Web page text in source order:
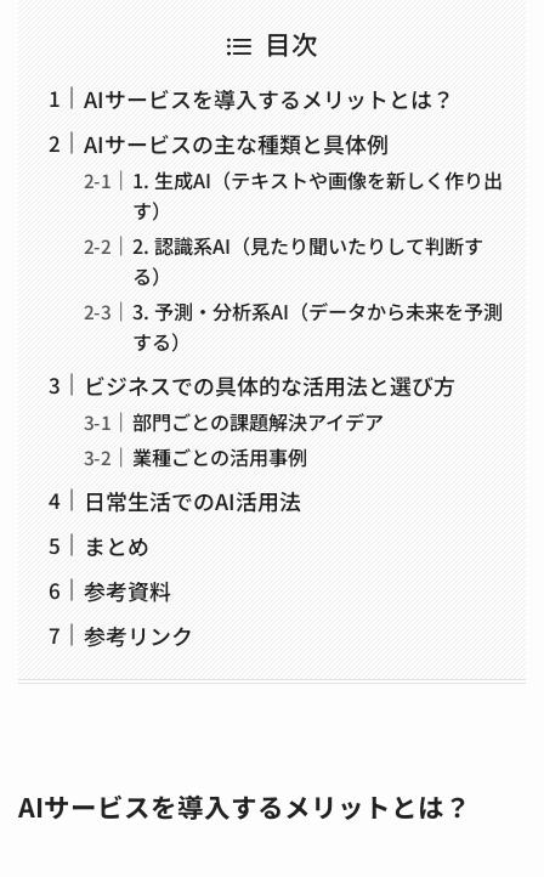
目次
AIサービスを導入するメリットとは？
AIサービスの主な種類と具体例
1. 生成AI（テキストや画像を新しく作り出
す）
2. 認識系AI（見たり聞いたりして判断す
る）
3. 予測・分析系AI（データから未来を予測
する）
ビジネスでの具体的な活用法と選び方
部門ごとの課題解決アイデア
業種ごとの活用事例
日常生活でのAI活用法
まとめ
参考資料
参考リンク
AIサービスを導入するメリットとは？